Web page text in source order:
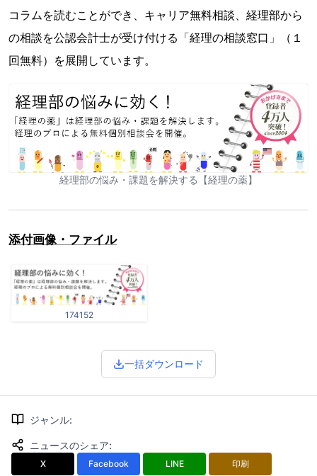
コラムを読むことができ、キャリア無料相談、経理部から
の相談を公認会計士が受け付ける「経理の相談窓口」（１
回無料）を展開しています。
経理部の悩み・課題を解決する【経理の薬】
添付画像・ファイル
174152
一括ダウンロード
ジャンル:
ニュースのシェア:
X Facebook LINE 印刷